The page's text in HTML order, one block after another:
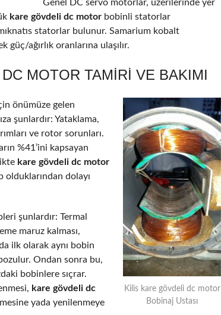
Genel DC servo motorlar, üzerilerinde yer
kare gövdeli dc motor bobinli statorlar
statorlar bulunur. Samarium kobalt
güç/ağırlık oranlarına ulaşılır.
MOTOR TAMIRI VE BAKIMI
Kilis kare gövdeli dc motor
Bobinaj Ustası
önümüze gelen
şunlardır: Yataklama,
ve rotor sorunları.
%41’ini kapsayan
kare gövdeli dc motor
olduklarından dolayı
şunlardır: Termal
maruz kalması,
ilk olarak aynı bobin
Ondan sonra bu,
bobinlere sıçrar.
kare gövdeli dc
yada yenilenmeye